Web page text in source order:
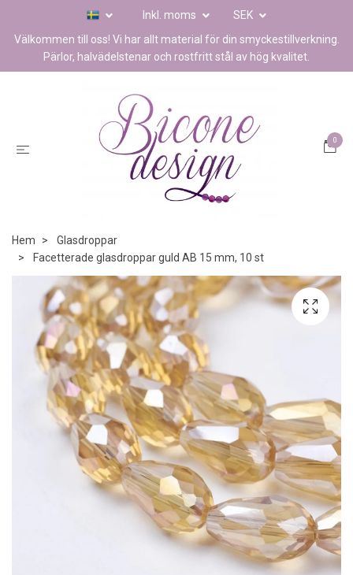
Inkl. moms
SEK
Välkommen till oss! Vi har allt material för din smyckestillverkning.
Pärlor, halvädelstenar och rostfritt stål av hög kvalitet.
0
Hem
Glasdroppar
Facetterade glasdroppar guld AB 15 mm, 10 st